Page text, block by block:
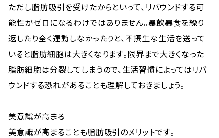
ただし脂肪吸引を受けたからといって、リバウンドする可
能性がゼロになるわけではありません。暴飲暴食を繰り
返したり全く運動しなかったりと、不摂生な生活を送って
いると脂肪細胞は大きくなります。限界まで大きくなった
脂肪細胞は分裂してしまうので、生活習慣によってはリバ
ウンドする恐れがあることも理解しておきましょう。
美意識が高まる
美意識が高まることも脂肪吸引のメリットです。